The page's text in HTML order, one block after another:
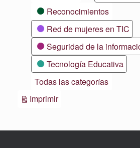
Reconocimientos
Red de mujeres en TIC
Seguridad de la
Tecnología Educativa
Todas las categorías
ImprimirVistas